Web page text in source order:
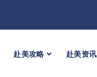
赴美攻略 赴美资讯